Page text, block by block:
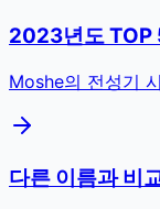
2023년도 TOP
Moshe의 전성기
다른 이름과 비